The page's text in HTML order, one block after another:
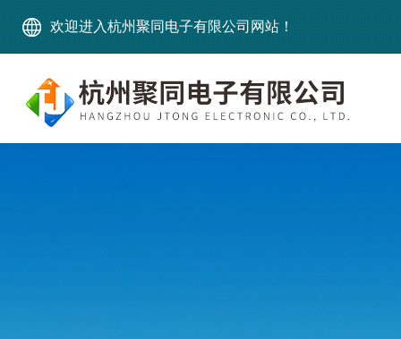
欢迎进入杭州聚同电子有限公司网站！